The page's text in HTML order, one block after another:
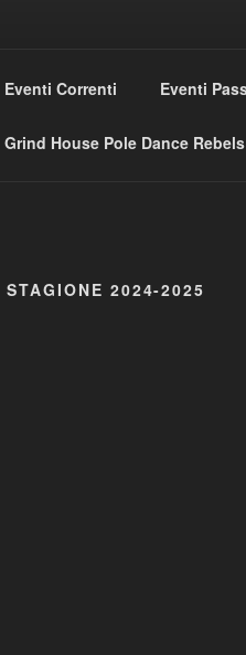
GRIND
Eventi Correnti Eventi
Grind House Pole Dance
STAGIONE 2024-2025